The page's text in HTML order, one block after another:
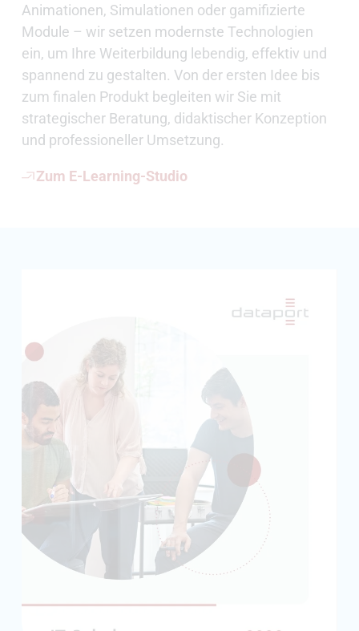
Animationen, Simulationen oder gamifizierte
Module – wir setzen modernste Technologien
ein, um Ihre Weiterbildung lebendig, effektiv und
spannend zu gestalten. Von der ersten Idee bis
zum finalen Produkt begleiten wir Sie mit
strategischer Beratung, didaktischer Konzeption
und professioneller Umsetzung.
Zum E-Learning-Studio